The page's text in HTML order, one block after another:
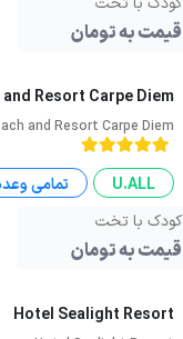
قیمت به تومان
Resort Carpe Diem
and Resort Carpe Diem
U.ALL
تمامی
کودک با تخت
قیمت به تومان
Hotel Sealight Resort